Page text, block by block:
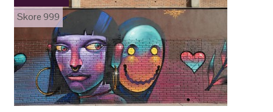
Skore 999